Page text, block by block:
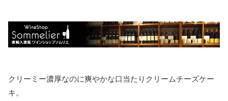
クリーミー濃厚なのに爽やかな口当たりクリームチーズケー
キ。